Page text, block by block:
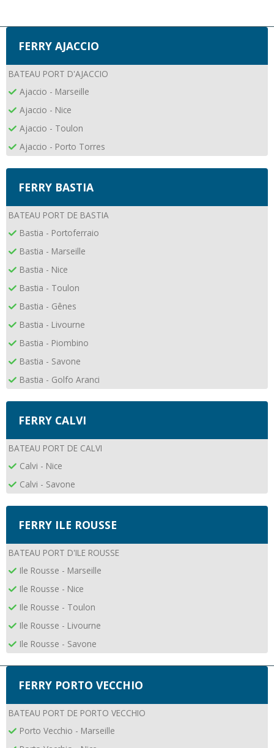
FERRY AJACCIO
BATEAU PORT D'AJACCIO
Ajaccio - Marseille
Ajaccio - Nice
Ajaccio - Toulon
Ajaccio - Porto Torres
FERRY BASTIA
BATEAU PORT DE BASTIA
Bastia - Portoferraio
Bastia - Marseille
Bastia - Nice
Bastia - Toulon
Bastia - Gênes
Bastia - Livourne
Bastia - Piombino
Bastia - Savone
Bastia - Golfo Aranci
FERRY CALVI
BATEAU PORT DE CALVI
Calvi - Nice
Calvi - Savone
FERRY ILE ROUSSE
BATEAU PORT D'ILE ROUSSE
Ile Rousse - Marseille
Ile Rousse - Nice
Ile Rousse - Toulon
Ile Rousse - Livourne
Ile Rousse - Savone
FERRY PORTO VECCHIO
BATEAU PORT DE PORTO VECCHIO
Porto Vecchio - Marseille